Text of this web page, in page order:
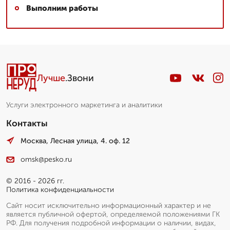
Выполним работы
Лучше.Звони
Услуги электронного маркетинга и аналитики
Контакты
Москва, Лесная улица, 4. оф. 12
omsk@pesko.ru
© 2016 - 2026 гг.
Политика конфиденциальности
Сайт носит исключительно информационный характер и не
является публичной офертой, определяемой положениями ГК
РФ. Для получения подробной информации о наличии, видах,